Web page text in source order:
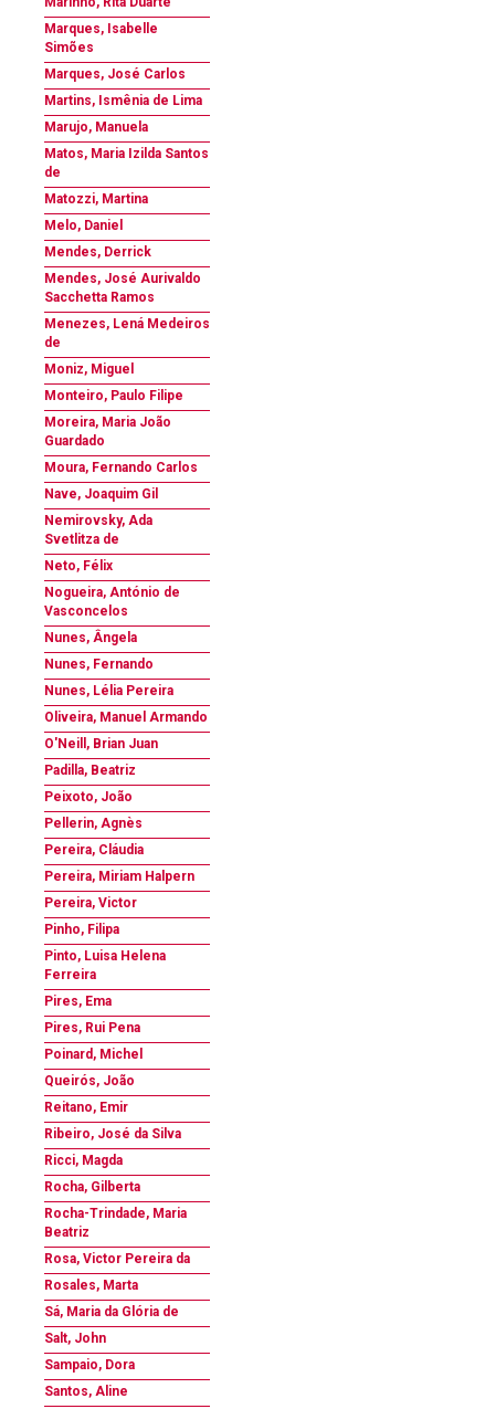
Marques, Isabelle
Simões
Marques, José Carlos
Martins, Ismênia de Lima
Marujo, Manuela
Matos, Maria Izilda Santos
de
Matozzi, Martina
Melo, Daniel
Mendes, Derrick
Mendes, José Aurivaldo
Sacchetta Ramos
Menezes, Lená Medeiros
de
Moniz, Miguel
Monteiro, Paulo Filipe
Moreira, Maria João
Guardado
Moura, Fernando Carlos
Nave, Joaquim Gil
Nemirovsky, Ada
Svetlitza de
Neto, Félix
Nogueira, António de
Vasconcelos
Nunes, Ângela
Nunes, Fernando
Nunes, Lélia Pereira
Oliveira, Manuel Armando
O'Neill, Brian Juan
Padilla, Beatriz
Peixoto, João
Pellerin, Agnès
Pereira, Cláudia
Pereira, Miriam Halpern
Pereira, Victor
Pinho, Filipa
Pinto, Luisa Helena
Ferreira
Pires, Ema
Pires, Rui Pena
Poinard, Michel
Queirós, João
Reitano, Emir
Ribeiro, José da Silva
Ricci, Magda
Rocha, Gilberta
Rocha-Trindade, Maria
Beatriz
Rosa, Victor Pereira da
Rosales, Marta
Sá, Maria da Glória de
Salt, John
Sampaio, Dora
Santos, Aline